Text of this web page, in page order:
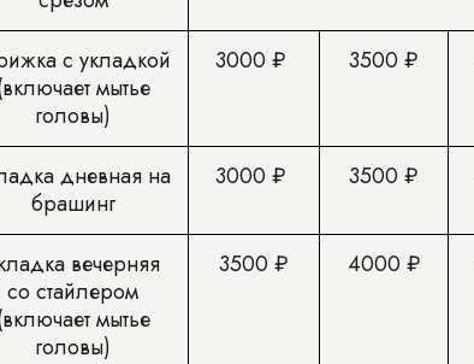
с укладкой
мытье
головы)
3000 ₽ 3500 ₽
дневная на
брашинг
3000 ₽ 3500 ₽
вечерняя
со стайлером
мытье
головы)
3500 ₽ 4000 ₽